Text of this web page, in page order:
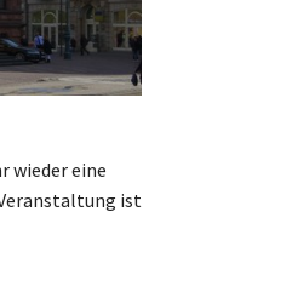
wieder eine
ist